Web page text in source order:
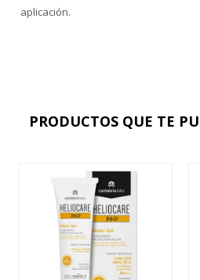
aplicación.
PRODUCTOS QUE TE